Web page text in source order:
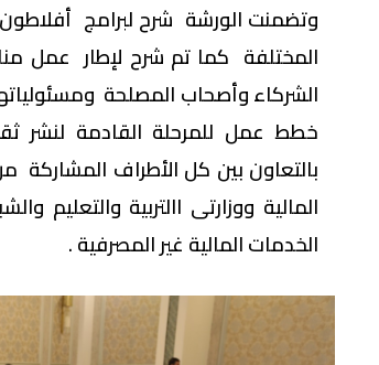
وتضمنت الورشة شرح لبرامج
المختلفة كما تم شرح لإطار عمل
الشركاء وأصحاب المصلحة
خطط عمل للمرحلة القادمة لنشر
بالتعاون بين كل الأطراف المشاركة
المالية ووزارتى االتربية والتعليم
الخدمات المالية غير المصرفية .